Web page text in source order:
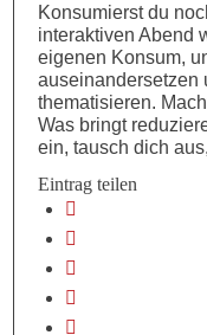
Konsumierst du
interaktiven Abend
eigenen Konsum,
auseinandersetzen
thematisieren.
Was bringt
ein, tausch dich
Eintrag teilen